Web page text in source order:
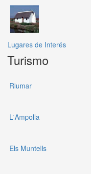
Lugares de Interés
Turismo
Riumar
L'Ampolla
Els Muntells